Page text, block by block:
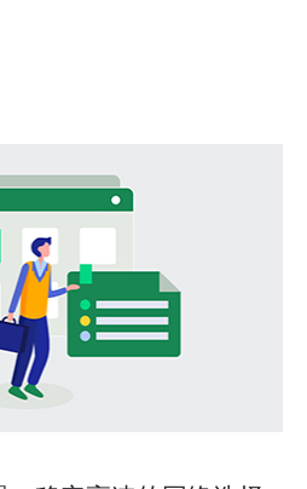
别是云计算和大数据时代的到来，